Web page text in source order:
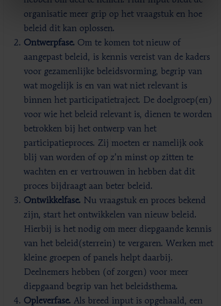
organisatie meer grip op het vraagstuk en hoe
beleid dit kan oplossen.
Ontwerpfase. Om te komen tot nieuw of
aangepast beleid, is kennis vereist van de kaders
voor gezamenlijke beleidsvorming, begrip van
wat mogelijk is en van wat niet relevant is
binnen het participatietraject. De doelgroep(en)
voor wie het beleid relevant is, dienen te worden
betrokken bij het ontwerp van het
participatieproces. Zij moeten er namelijk ook
blij van worden of op z’n minst op zitten te
wachten en er vertrouwen in hebben dat dit
proces bijdraagt aan beter beleid.
Ontwikkelfase. Nu vraagstuk en proces bekend
zijn, start het ontwikkelen van nieuw beleid.
Hierbij is het nodig om meer diepgaande kennis
van het beleid(sterrein) te vergaren. Werken met
kleine groepen of panels helpt daarbij.
Deelnemers hebben (of zorgen) voor meer
diepgaand begrip van het beleidsthema.
Opleverfase. Als breed input is opgehaald, een